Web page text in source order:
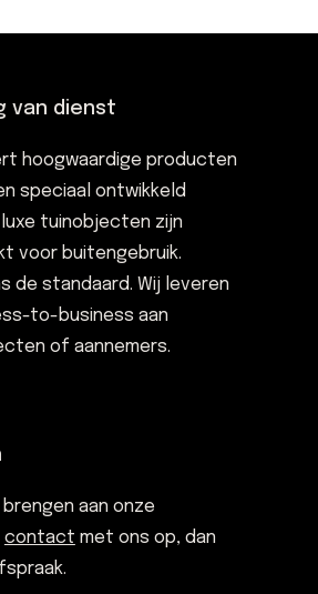
van dienst
hoogwaardige producten
speciaal ontwikkeld
tuinobjecten zijn
voor buitengebruik.
de standaard. Wij leveren
to-business aan
of aannemers.
aan onze
contact met ons op, dan